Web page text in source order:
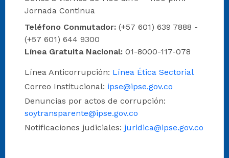
Jornada Continua
Teléfono Conmutador: (+57 601) 639 7888 -
(+57 601) 644 9300
Línea Gratuita Nacional: 01-8000-117-078
Línea Anticorrupción: Línea Ética Sectorial
Correo Institucional: ipse@ipse.gov.co
Denuncias por actos de corrupción:
soytransparente@ipse.gov.co
Notificaciones judiciales: juridica@ipse.gov.co